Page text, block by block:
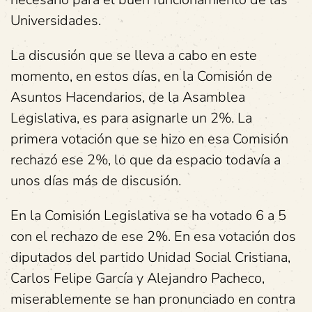
Universidades.
La discusión que se lleva a cabo en este
momento, en estos días, en la Comisión de
Asuntos Hacendarios, de la Asamblea
Legislativa, es para asignarle un 2%. La
primera votación que se hizo en esa Comisión
rechazó ese 2%, lo que da espacio todavía a
unos días más de discusión.
En la Comisión Legislativa se ha votado 6 a 5
con el rechazo de ese 2%. En esa votación dos
diputados del partido Unidad Social Cristiana,
Carlos Felipe García y Alejandro Pacheco,
miserablemente se han pronunciado en contra